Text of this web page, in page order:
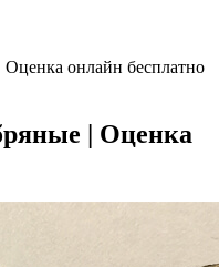
онлайн бесплатно
| Оценка